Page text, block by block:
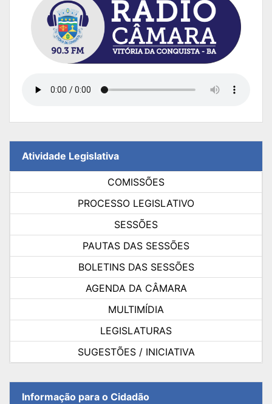
Atividade Legislativa
COMISSÕES
PROCESSO LEGISLATIVO
SESSÕES
PAUTAS DAS SESSÕES
BOLETINS DAS SESSÕES
AGENDA DA CÂMARA
MULTIMÍDIA
LEGISLATURAS
SUGESTÕES / INICIATIVA
Informação para o Cidadão